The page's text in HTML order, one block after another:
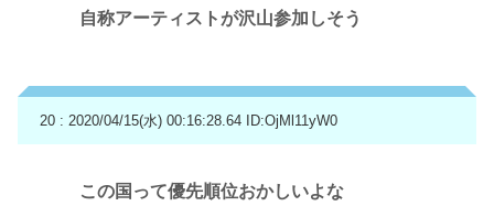
自称アーティストが沢山参加しそう
20 : 2020/04/15(水) 00:16:28.64 ID:OjMl11yW0
この国って優先順位おかしいよな